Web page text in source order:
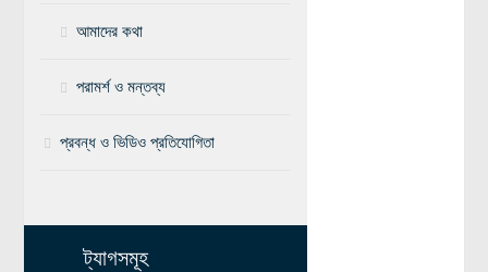
প্রশ্নমালা
আমাদের কথা
পরামর্শ ও মন্তব্য
প্রবন্ধ ও ভিডিও প্রতিযোগিতা
ট্যাগসমূহ